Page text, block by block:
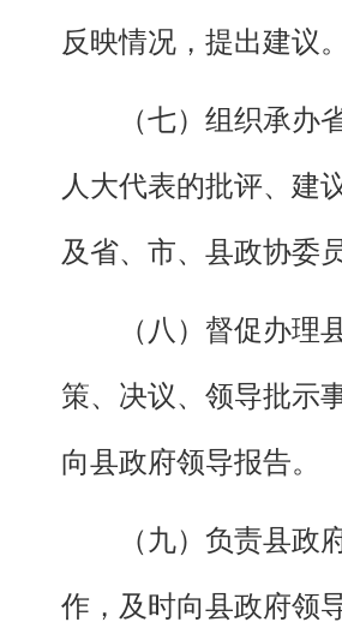
反映情况，提出建议。
（七）组织承办
人大代表的批评、建
及省、市、县政协委
（八）督促办理
策、决议、领导批示
向县政府领导报告。
（九）负责县政
作，及时向县政府领